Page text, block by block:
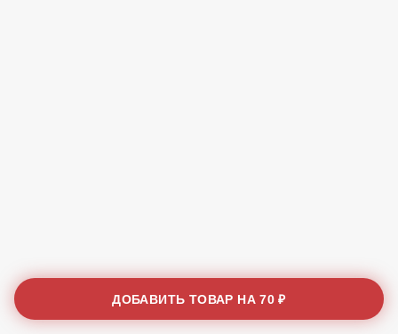
ДОБАВИТЬ ТОВАР НА70 ₽